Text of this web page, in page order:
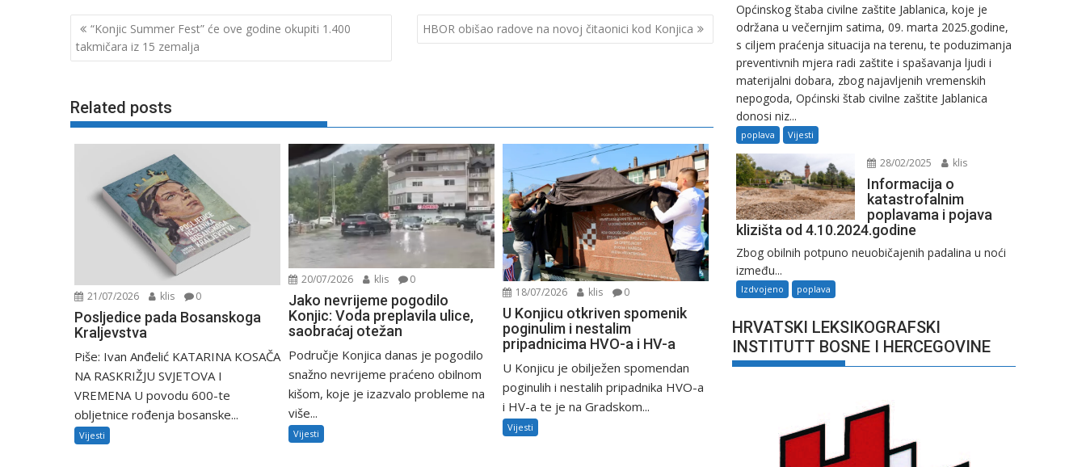
Navigacija
objava
“Konjic Summer Fest” će ove godine okupiti 1.400
takmičara iz 15 zemalja
HBOR obišao radove na novoj čitaonici kod Konjica
Related posts
21/07/2026 klis 0
Posljedice pada Bosanskoga
Kraljevstva
Piše: Ivan Anđelić KATARINA KOSAČA
NA RASKRIŽJU SVJETOVA I
VREMENA U povodu 600-te
obljetnice rođenja bosanske...
Vijesti
20/07/2026 klis 0
Jako nevrijeme pogodilo
Konjic: Voda preplavila ulice,
saobraćaj otežan
Područje Konjica danas je pogodilo
snažno nevrijeme praćeno obilnom
kišom, koje je izazvalo probleme na
više...
Vijesti
18/07/2026 klis 0
U Konjicu otkriven spomenik
poginulim i nestalim
pripadnicima HVO-a i HV-a
U Konjicu je obilježen spomendan
poginulih i nestalih pripadnika HVO-a
i HV-a te je na Gradskom...
Vijesti
Općinskog štaba civilne zaštite Jablanica, koje je
održana u večernjim satima, 09. marta 2025.godine,
s ciljem praćenja situacija na terenu, te poduzimanja
preventivnih mjera radi zaštite i spašavanja ljudi i
materijalni dobara, zbog najavljenih vremenskih
nepogoda, Općinski štab civilne zaštite Jablanica
donosi niz...
poplava Vijesti
28/02/2025 klis
Informacija o
katastrofalnim
poplavama i pojava
klizišta od 4.10.2024.godine
Zbog obilnih potpuno neuobičajenih padalina u noći
između...
Izdvojeno poplava
HRVATSKI LEKSIKOGRAFSKI
INSTITUTT BOSNE I HERCEGOVINE